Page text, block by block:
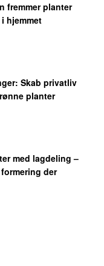
med lagdeling –
der
Skab privatliv
planter
fremmer planter
hjemmet